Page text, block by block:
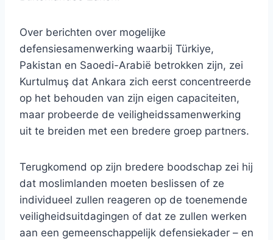
Over berichten over mogelijke
defensiesamenwerking waarbij Türkiye,
Pakistan en Saoedi-Arabië betrokken zijn, zei
Kurtulmuş dat Ankara zich eerst concentreerde
op het behouden van zijn eigen capaciteiten,
maar probeerde de veiligheidssamenwerking
uit te breiden met een bredere groep partners.
Terugkomend op zijn bredere boodschap zei hij
dat moslimlanden moeten beslissen of ze
individueel zullen reageren op de toenemende
veiligheidsuitdagingen of dat ze zullen werken
aan een gemeenschappelijk defensiekader – en